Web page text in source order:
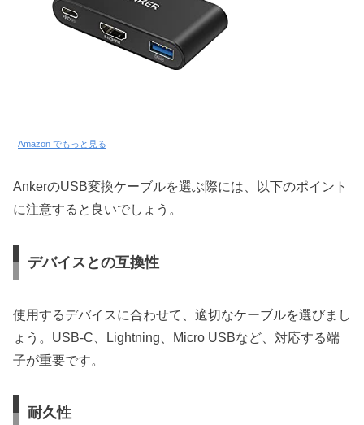
Amazon でもっと見る
AnkerのUSB変換ケーブルを選ぶ際には、以下のポイント
に注意すると良いでしょう。
デバイスとの互換性
使用するデバイスに合わせて、適切なケーブルを選びまし
ょう。USB-C、Lightning、Micro USBなど、対応する端
子が重要です。
耐久性